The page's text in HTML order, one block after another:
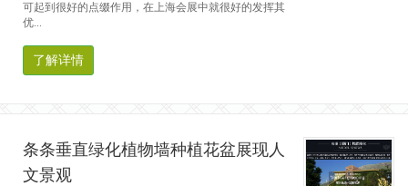
可起到很好的点缀作用，在上海会展中就很好的发挥其
优...
了解详情
条条垂直绿化植物墙种植花盆展现人
文景观